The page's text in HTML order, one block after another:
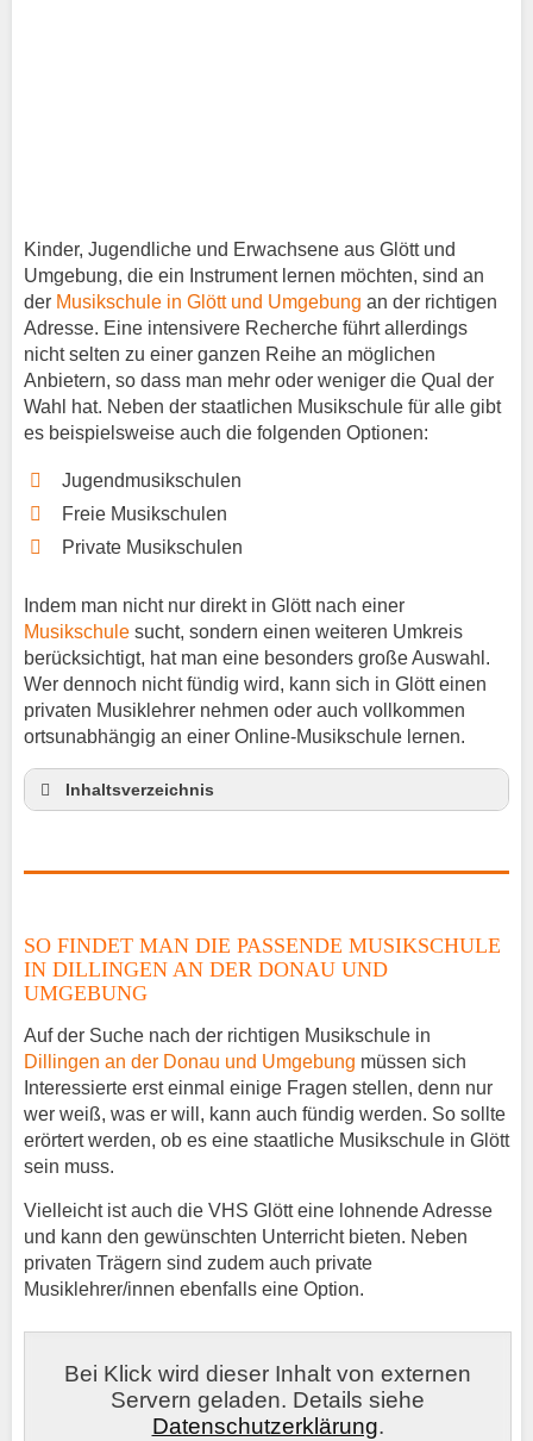
Kinder, Jugendliche und Erwachsene aus Glött und
Umgebung, die ein Instrument lernen möchten, sind an
der Musikschule in Glött und Umgebung an der richtigen
Adresse. Eine intensivere Recherche führt allerdings
nicht selten zu einer ganzen Reihe an möglichen
Anbietern, so dass man mehr oder weniger die Qual der
Wahl hat. Neben der staatlichen Musikschule für alle gibt
es beispielsweise auch die folgenden Optionen:
Jugendmusikschulen
Freie Musikschulen
Private Musikschulen
Indem man nicht nur direkt in Glött nach einer
Musikschule sucht, sondern einen weiteren Umkreis
berücksichtigt, hat man eine besonders große Auswahl.
Wer dennoch nicht fündig wird, kann sich in Glött einen
privaten Musiklehrer nehmen oder auch vollkommen
ortsunabhängig an einer Online-Musikschule lernen.
Inhaltsverzeichnis
Gitarrenunterricht Glött
Musiklehrer Stellenangebote – Glött
SO FINDET MAN DIE PASSENDE MUSIKSCHULE
IN DILLINGEN AN DER DONAU UND
UMGEBUNG
Auf der Suche nach der richtigen Musikschule in
Dillingen an der Donau und Umgebung müssen sich
Interessierte erst einmal einige Fragen stellen, denn nur
wer weiß, was er will, kann auch fündig werden. So sollte
erörtert werden, ob es eine staatliche Musikschule in Glött
sein muss.
Vielleicht ist auch die VHS Glött eine lohnende Adresse
und kann den gewünschten Unterricht bieten. Neben
privaten Trägern sind zudem auch private
Musiklehrer/innen ebenfalls eine Option.
Bei Klick wird dieser Inhalt von externen
Servern geladen. Details siehe
Datenschutzerklärung.